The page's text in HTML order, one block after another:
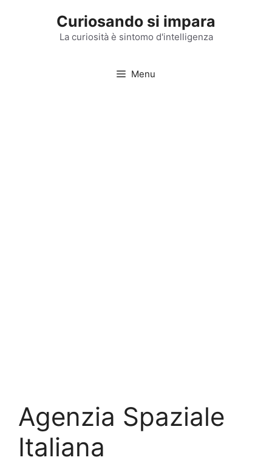
Curiosando si impara
La curiosità è sintomo d'intelligenza
Menu
Agenzia Spaziale
Italiana